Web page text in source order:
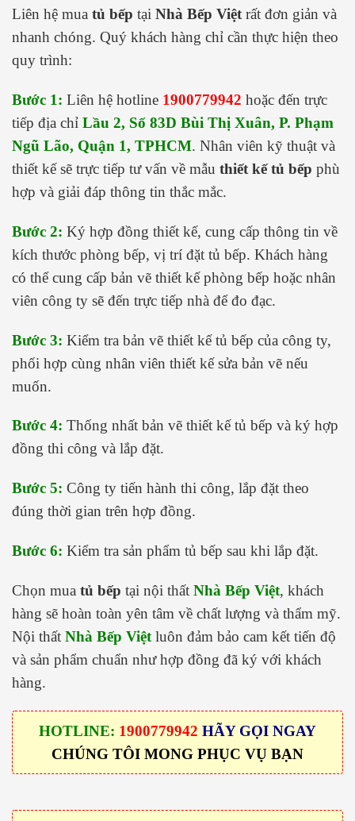
Liên hệ mua tủ bếp tại Nhà Bếp Việt rất đơn giản và
nhanh chóng. Quý khách hàng chỉ cần thực hiện theo
quy trình:
Bước 1: Liên hệ hotline 1900779942 hoặc đến trực
tiếp địa chỉ Lầu 2, Số 83D Bùi Thị Xuân, P. Phạm
Ngũ Lão, Quận 1, TPHCM. Nhân viên kỹ thuật và
thiết kế sẽ trực tiếp tư vấn về mẫu thiết kế tủ bếp phù
hợp và giải đáp thông tin thắc mắc.
Bước 2: Ký hợp đồng thiết kế, cung cấp thông tin về
kích thước phòng bếp, vị trí đặt tủ bếp. Khách hàng
có thể cung cấp bản vẽ thiết kế phòng bếp hoặc nhân
viên công ty sẽ đến trực tiếp nhà để đo đạc.
Bước 3: Kiểm tra bản vẽ thiết kế tủ bếp của công ty,
phối hợp cùng nhân viên thiết kế sửa bản vẽ nếu
muốn.
Bước 4: Thống nhất bản vẽ thiết kế tủ bếp và ký hợp
đồng thi công và lắp đặt.
Bước 5: Công ty tiến hành thi công, lắp đặt theo
đúng thời gian trên hợp đồng.
Bước 6: Kiểm tra sản phẩm tủ bếp sau khi lắp đặt.
Chọn mua tủ bếp tại nội thất Nhà Bếp Việt, khách
hàng sẽ hoàn toàn yên tâm về chất lượng và thẩm mỹ.
Nội thất Nhà Bếp Việt luôn đảm bảo cam kết tiến độ
và sản phẩm chuẩn như hợp đồng đã ký với khách
hàng.
HOTLINE: 1900779942 HÃY GỌI NGAY
CHÚNG TÔI MONG PHỤC VỤ BẠN